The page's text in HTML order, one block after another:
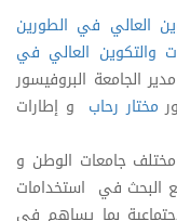
العالي في الطورين
والتكوين العالي في
الجامعة البروفيسور
مختار رحاب و إطارات
جامعات الوطن و
البحث في استخدامات
بما يساهم في